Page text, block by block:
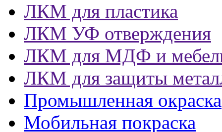
ЛКМ для пластика
ЛКМ УФ отверждения
ЛКМ для МДФ и
ЛКМ для защиты
Промышленная окраска
Мобильная покраска